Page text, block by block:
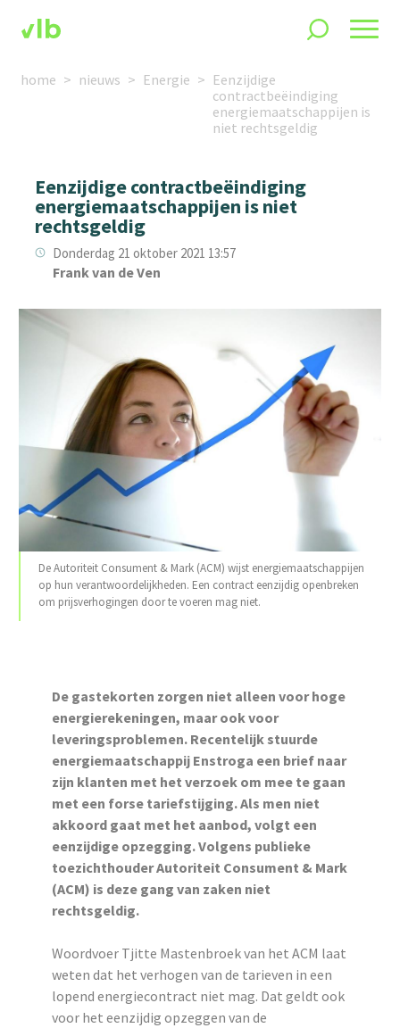
home nieuws Energie
Eenzijdige
contractbeëindiging
energiemaatschappijen is
niet rechtsgeldig
Eenzijdige contractbeëindiging
energiemaatschappijen is niet
rechtsgeldig
Donderdag 21 oktober 2021 13:57
Frank van de Ven
De Autoriteit Consument & Mark (ACM) wijst energiemaatschappijen
op hun verantwoordelijkheden. Een contract eenzijdig openbreken
om prijsverhogingen door te voeren mag niet.
De gastekorten zorgen niet alleen voor hoge
energierekeningen, maar ook voor
leveringsproblemen. Recentelijk stuurde
energiemaatschappij Enstroga een brief naar
zijn klanten met het verzoek om mee te gaan
met een forse tariefstijging. Als men niet
akkoord gaat met het aanbod, volgt een
eenzijdige opzegging. Volgens publieke
toezichthouder Autoriteit Consument & Mark
(ACM) is deze gang van zaken niet
rechtsgeldig.
Woordvoer Tjitte Mastenbroek van het ACM laat
weten dat het verhogen van de tarieven in een
lopend energiecontract niet mag. Dat geldt ook
voor het eenzijdig opzeggen van de